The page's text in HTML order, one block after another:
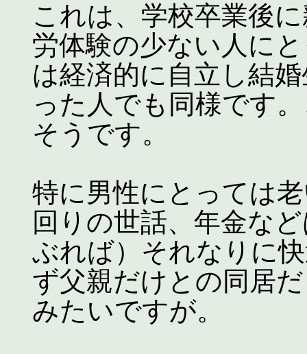
これは、学校卒業後
労体験の少ない人に
は経済的に自立し結
った人でも同様です
そうです。
特に男性にとっては
回りの世話、年金な
ぶれば）それなりに
ず父親だけとの同居
みたいですが。